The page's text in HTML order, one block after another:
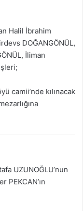
Halil İbrahim
DOĞANGÖNÜL,
İliman
camii’nde kılınacak
UZUNOĞLU’nun
PEKCAN’ın